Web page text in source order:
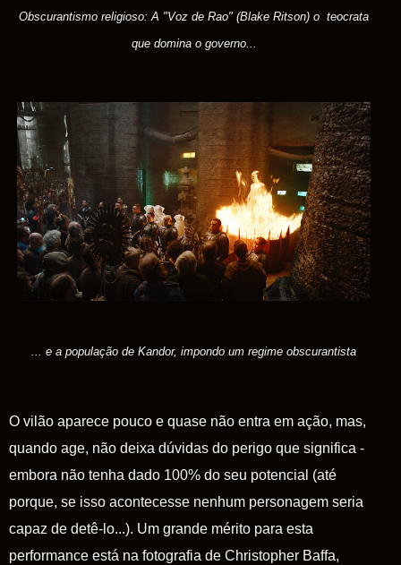
Obscurantismo religioso: A "Voz de Rao" (Blake Ritson) o teocrata
que domina o governo...
... e a população de Kandor, impondo um regime obscurantista
O vilão aparece pouco e quase não entra em ação, mas,
quando age, não deixa dúvidas do perigo que significa -
embora não tenha dado 100% do seu potencial (até
porque, se isso acontecesse nenhum personagem seria
capaz de detê-lo...). Um grande mérito para esta
performance está na fotografia de Christopher Baffa,